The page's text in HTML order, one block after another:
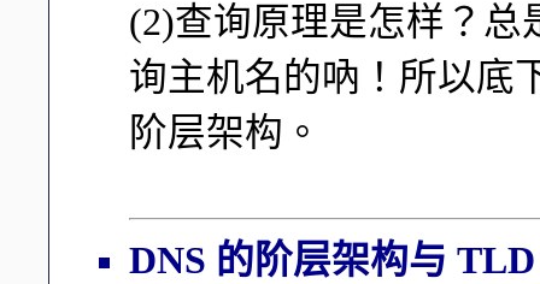
(2)查询原理是怎样？
询主机名的吶！所以底
阶层架构。
DNS 的阶层架构与 TLD